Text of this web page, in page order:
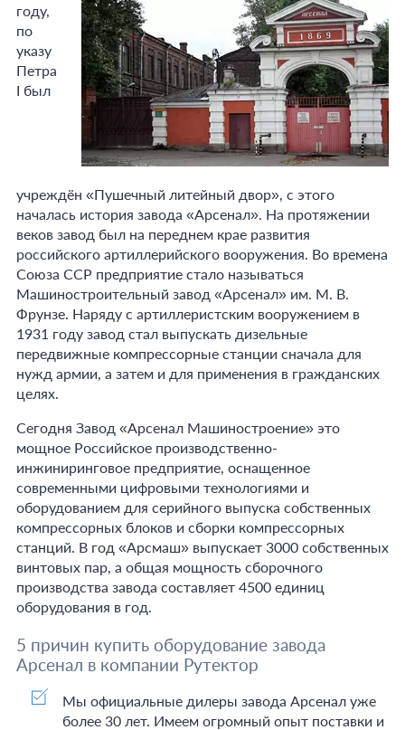
году,
по
указу
Петра
I был
учреждён «Пушечный литейный двор», с этого
началась история завода «Арсенал». На протяжении
веков завод был на переднем крае развития
российского артиллерийского вооружения. Во времена
Союза ССР предприятие стало называться
Машиностроительный завод «Арсенал» им. М. В.
Фрунзе. Наряду с артиллеристским вооружением в
1931 году завод стал выпускать дизельные
передвижные компрессорные станции сначала для
нужд армии, а затем и для применения в гражданских
целях.
Сегодня Завод «Арсенал Машиностроение» это
мощное Российское производственно-
инжиниринговое предприятие, оснащенное
современными цифровыми технологиями и
оборудованием для серийного выпуска собственных
компрессорных блоков и сборки компрессорных
станций. В год «Арсмаш» выпускает 3000 собственных
винтовых пар, а общая мощность сборочного
производства завода составляет 4500 единиц
оборудования в год.
5 причин купить оборудование завода
Арсенал в компании Рутектор
Мы официальные дилеры завода Арсенал уже
более 30 лет. Имеем огромный опыт поставки и